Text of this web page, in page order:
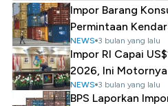
Impor Barang
Permintaan
NEWS 3 bulan yang lalu
Impor RI Capai
2026, Ini
NEWS 3 bulan yang lalu
BPS Laporkan